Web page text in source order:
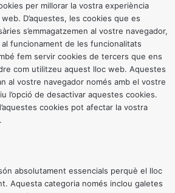
per millorar la vostra experiència
D’aquestes, les cookies que es
s’emmagatzemen al vostre navegador,
funcionament de les funcionalitats
fem servir cookies de tercers que ens
com utilitzeu aquest lloc web. Aquestes
al vostre navegador només amb el vostre
l’opció de desactivar aquestes cookies.
cookies pot afectar la vostra
absolutament essencials perquè el lloc
Aquesta categoria només inclou galetes